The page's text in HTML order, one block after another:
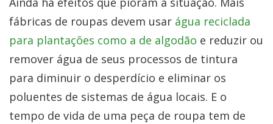
fábricas de roupas devem usar água reciclada
para plantações como a de algodão e reduzir ou
remover água de seus processos de tintura
para diminuir o desperdício e eliminar os
poluentes de sistemas de água locais. E o
tempo de vida de uma peça de roupa tem de